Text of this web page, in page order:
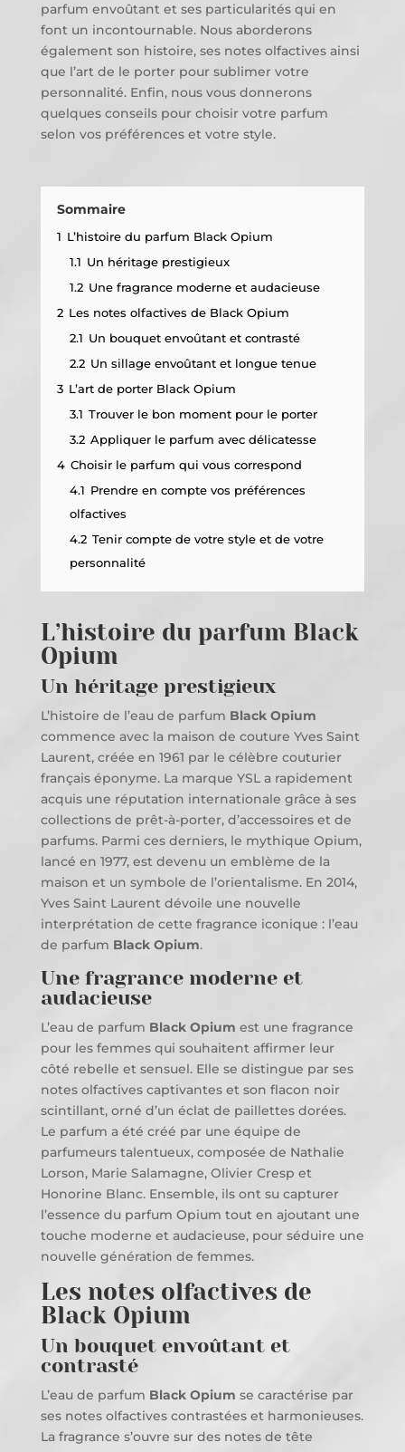
parfum envoûtant et ses particularités qui en
font un incontournable. Nous aborderons
également son histoire, ses notes olfactives ainsi
que l’art de le porter pour sublimer votre
personnalité. Enfin, nous vous donnerons
quelques conseils pour choisir votre parfum
selon vos préférences et votre style.
Sommaire
1 L’histoire du parfum Black Opium
1.1 Un héritage prestigieux
1.2 Une fragrance moderne et audacieuse
2 Les notes olfactives de Black Opium
2.1 Un bouquet envoûtant et contrasté
2.2 Un sillage envoûtant et longue tenue
3 L’art de porter Black Opium
3.1 Trouver le bon moment pour le porter
3.2 Appliquer le parfum avec délicatesse
4 Choisir le parfum qui vous correspond
4.1 Prendre en compte vos préférences
olfactives
4.2 Tenir compte de votre style et de votre
personnalité
L’histoire du parfum Black
Opium
Un héritage prestigieux
L’histoire de l’eau de parfum Black Opium
commence avec la maison de couture Yves Saint
Laurent, créée en 1961 par le célèbre couturier
français éponyme. La marque YSL a rapidement
acquis une réputation internationale grâce à ses
collections de prêt-à-porter, d’accessoires et de
parfums. Parmi ces derniers, le mythique Opium,
lancé en 1977, est devenu un emblème de la
maison et un symbole de l’orientalisme. En 2014,
Yves Saint Laurent dévoile une nouvelle
interprétation de cette fragrance iconique : l’eau
de parfum Black Opium.
Une fragrance moderne et
audacieuse
L’eau de parfum Black Opium est une fragrance
pour les femmes qui souhaitent affirmer leur
côté rebelle et sensuel. Elle se distingue par ses
notes olfactives captivantes et son flacon noir
scintillant, orné d’un éclat de paillettes dorées.
Le parfum a été créé par une équipe de
parfumeurs talentueux, composée de Nathalie
Lorson, Marie Salamagne, Olivier Cresp et
Honorine Blanc. Ensemble, ils ont su capturer
l’essence du parfum Opium tout en ajoutant une
touche moderne et audacieuse, pour séduire une
nouvelle génération de femmes.
Les notes olfactives de
Black Opium
Un bouquet envoûtant et
contrasté
L’eau de parfum Black Opium se caractérise par
ses notes olfactives contrastées et harmonieuses.
La fragrance s’ouvre sur des notes de tête